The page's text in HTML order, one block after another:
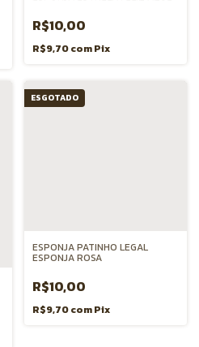
R$10,00
R$9,70comPix
ESGOTADO
ESPONJA PATINHO LEGAL
ESPONJA ROSA
R$10,00
R$9,70comPix